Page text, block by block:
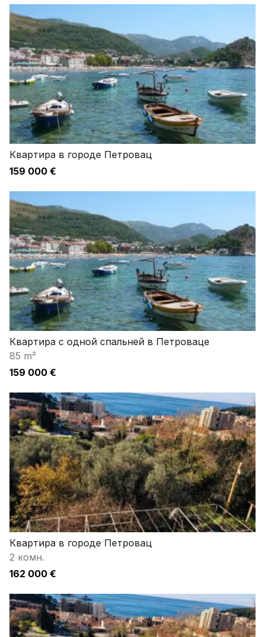
Квартира в городе Петровац
159 000 €
Квартира с одной спальней в Петроваце
85 m²
159 000 €
Квартира в городе Петровац
2 комн.
162 000 €